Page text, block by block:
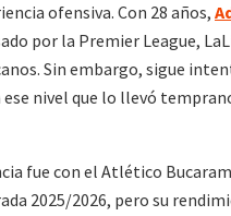
ofensiva. Con 28 años,
por la Premier League,
Sin embargo, sigue
nivel que lo llevó
fue con el Atlético
2025/2026, pero su